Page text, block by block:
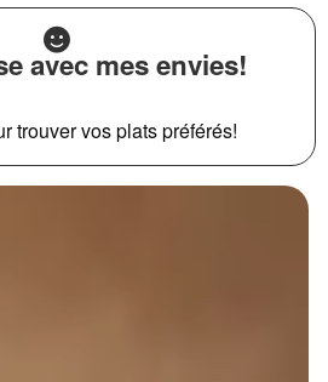
avec mes envies!
trouver vos plats préférés!